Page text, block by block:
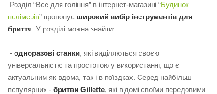
Розділ “Все для гоління” в інтернет-магазині “Будинок
полімерів” пропонує широкий вибір інструментів для
бриття. У розділі можна знайти:
- одноразові станки, які виділяються своєю
універсальністю та простотою у використанні, що є
актуальним як вдома, так і в поїздках. Серед найбільш
популярних - бритви Gillette, які відомі своїми передовими